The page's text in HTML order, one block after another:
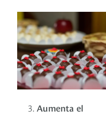
Aumenta el